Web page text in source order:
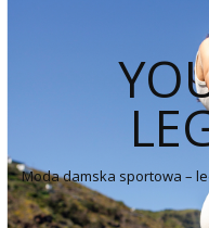
Moda damska sportowa –